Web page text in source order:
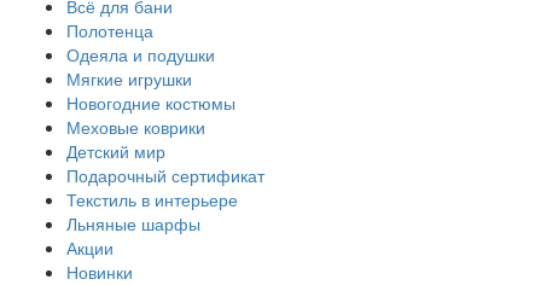
Всё для бани
Полотенца
Одеяла и подушки
Мягкие игрушки
Новогодние костюмы
Меховые коврики
Детский мир
Подарочный сертификат
Текстиль в интерьере
Льняные шарфы
Акции
Новинки